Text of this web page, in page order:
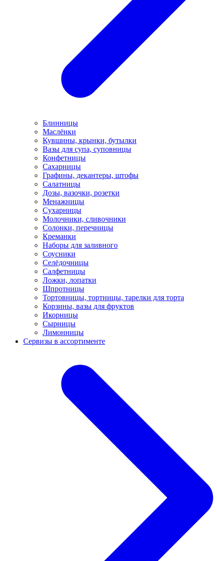
Блинницы
Маслёнки
Кувшины, крынки, бутылки
Вазы для супа, суповницы
Конфетницы
Сахарницы
Графины, декантеры, штофы
Салатницы
Дозы, вазочки, розетки
Менажницы
Сухарницы
Молочники, сливочники
Солонки, перечницы
Креманки
Наборы для заливного
Соусники
Селёдочницы
Салфетницы
Ложки, лопатки
Шпротницы
Тортовницы, тортницы, тарелки для торта
Корзины, вазы для фруктов
Икорницы
Сырницы
Лимонницы
Сервизы в ассортименте